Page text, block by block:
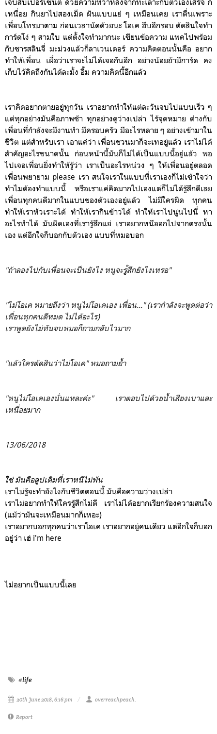
เหนื่อย กินยาไปสองเม็ด ฝันแบบแย่ ๆ เหมือนเคย เราตื่นเพราะ
เพื่อนโทรมาตาม ก่อนเวลานัดด้วยนะ โอเค ฮึบอีกรอบ ตัดสินใจทำ
การ์ดโง่ ๆ สามใบ แต่ตั้งใจทำมากนะ เขียนข้อความ แพคไปพร้อม
กับชารสลินจี่ มะม่วงแล้วก็ลาเวนเดอร์ ความคิดตอนนั้นคือ อยาก
ทำให้เพื่อน เผื่อว่าเราจะไม่ได้เจอกันอีก อย่างน้อยถ้ามีการ์ด คง
เก็บไว้คิดถึงกันได้ละมั้ง อื้ม ความคิดนี้อีกแล้ว
เราคิดอยากตายอยู่ทุกวัน เราอยากทำให้แต่ละวันจบไปแบบเร็ว ๆ
แต่ทุกอย่างมันคือภาพช้า ทุกอย่างดูว่างเปล่า ไร้จุดหมาย ต่างกับ
เพื่อนที่กำลังจะมีงานทำ มีครอบครัว มีอะไรหลาย ๆ อย่างเข้ามาใน
ชีวิต แต่สำหรับเรา เอาแค่ว่า เพื่อนชวนมาก็จะเทอยู่แล้ว เราไม่ได้
สำคัญอะไรขนาดนั้น ก่อนหน้านี้มันก็ไม่ได้เป็นแบบนี้อยู่แล้ว พอ
ไปเจอเพื่อนยิ่งทำให้รู้ว่า เราเป็นอะไรหน่วง ๆ ให้เพื่อนอยู่ตลอด
เพื่อนพยายาม please เรา สนใจเราในแบบที่เราเองก็ไม่เข้าใจว่า
ทำไมต้องทำแบบนี้ หรือเราแค่คิดมากไปเองแต่ก็ไม่ได้รู้สึกดีเลย
เพื่อนทุกคนดีมากในแบบของตัวเองอยู่แล้ว ไม่มีใครผิด ทุกคน
ทำให้เราหัวเราะได้ ทำให้เรากินข้าวได้ ทำให้เราไปนู่นไปนี่ หา
อะไรทำได้ มันผิดเองที่เรารู้สึกแย่ เราอยากหนีออกไปจากตรงนั้น
เอง แต่อีกใจก็บอกกับตัวเอง แบบที่หมอบอก
"ถ้าลองไปกับเพื่อนจะเป็นยังไง หนูจะรูู้สึกยังไงเหรอ"
"ไม่โอเค หมายถึงว่า หนูไม่โอเคเอง เพื่อน..." (เรากำลังจะพูดต่อว่า
เพื่อนทุกคนดีหมด ไม่ได้อะไร)
เราพูดยังไม่ทันจบหมอก็ถามกลับไวมาก
"แล้วใครตัดสินว่าไม่โอเค" หมอถามย้ำ
"หนูไม่โอเคเองนั่นแหละค่ะ" เราตอบไปด้วยน้ำเสียงเบาและ
เหนื่อยมาก
13/06/2018
ใช่ มันคือลูปเดิมที่เราหนีไม่พ้น
เราไม่รู้จะทำยังไงกับชีวิตตอนนี้ มันคือความว่างเปล่า
เราไม่อยากทำให้ใครรู้สึกไม่ดี เราไม่ได้อยากเรียกร้องความสนใจ
(แม้ว่ามันจะเหมือนมากก็เหอะ)
เราอยากบอกทุกคนว่าเราโอเค เราอยากอยู่คนเดียว แต่อีกใจก็บอก
อยู่ว่า เฮ่ i'm here
ไม่อยากเป็นแบบนี้เลย
#life
20th June 2018, 6:16 pm overreachpeach.
Report